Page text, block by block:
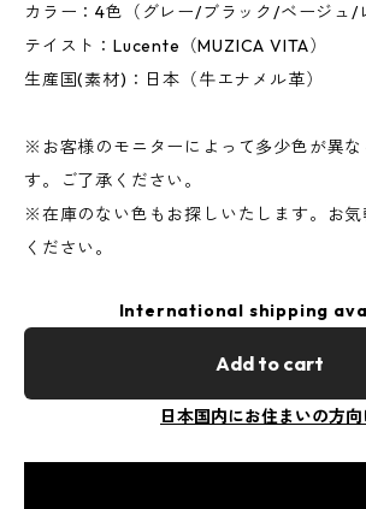
カラー：4色（グレー/ブラック/ベージュ/
テイスト：Lucente（MUZICA VITA）
生産国(素材)：日本（牛エナメル革）
※お客様のモニターによって多少色が異な
す。ご了承ください。
※在庫のない色もお探しいたします。お
ください。
International shipping
Add to cart
日本国内にお住まいの方向